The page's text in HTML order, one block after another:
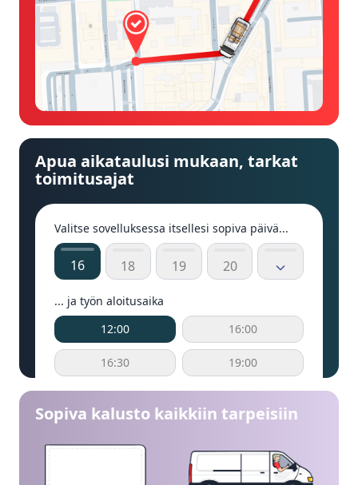
Apua aikataulusi mukaan, tarkat
toimitusajat
Valitse sovelluksessa itsellesi sopiva päivä...
16 18 19 20
... ja työn aloitusaika
12:00
16:00
16:30 19:00
Sopiva kalusto kaikkiin tarpeisiin